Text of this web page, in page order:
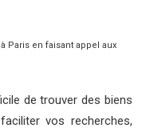
Paris en faisant appel aux
de trouver des biens
vos recherches,